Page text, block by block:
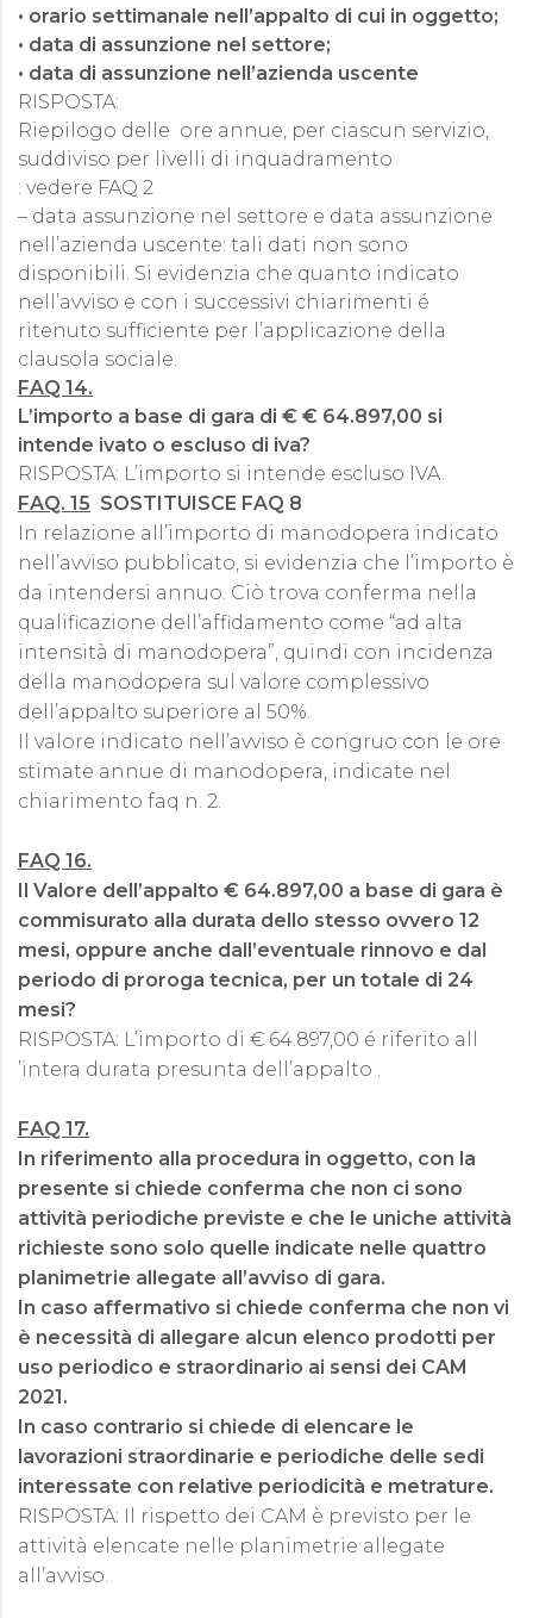
• orario settimanale nell’appalto di cui in oggetto;
• data di assunzione nel settore;
• data di assunzione nell’azienda uscente
RISPOSTA:
Riepilogo delle ore annue, per ciascun servizio,
suddiviso per livelli di inquadramento
: vedere FAQ 2
– data assunzione nel settore e data assunzione
nell’azienda uscente: tali dati non sono
disponibili. Si evidenzia che quanto indicato
nell’avviso e con i successivi chiarimenti é
ritenuto sufficiente per l’applicazione della
clausola sociale.
FAQ 14.
L’importo a base di gara di € € 64.897,00 si
intende ivato o escluso di iva?
RISPOSTA: L’importo si intende escluso IVA.
FAQ. 15 SOSTITUISCE FAQ 8
In relazione all’importo di manodopera indicato
nell’avviso pubblicato, si evidenzia che l’importo è
da intendersi annuo. Ciò trova conferma nella
qualificazione dell’affidamento come “ad alta
intensità di manodopera”, quindi con incidenza
della manodopera sul valore complessivo
dell’appalto superiore al 50%.
Il valore indicato nell’avviso è congruo con le ore
stimate annue di manodopera, indicate nel
chiarimento faq n. 2.
FAQ 16.
Il Valore dell’appalto € 64.897,00 a base di gara è
commisurato alla durata dello stesso ovvero 12
mesi, oppure anche dall’eventuale rinnovo e dal
periodo di proroga tecnica, per un totale di 24
mesi?
RISPOSTA: L’importo di € 64.897,00 é riferito all
’intera durata presunta dell’appalto .
FAQ 17.
In riferimento alla procedura in oggetto, con la
presente si chiede conferma che non ci sono
attività periodiche previste e che le uniche attività
richieste sono solo quelle indicate nelle quattro
planimetrie allegate all’avviso di gara.
In caso affermativo si chiede conferma che non vi
è necessità di allegare alcun elenco prodotti per
uso periodico e straordinario ai sensi dei CAM
2021.
In caso contrario si chiede di elencare le
lavorazioni straordinarie e periodiche delle sedi
interessate con relative periodicità e metrature.
RISPOSTA: Il rispetto dei CAM è previsto per le
attività elencate nelle planimetrie allegate
all’avviso.